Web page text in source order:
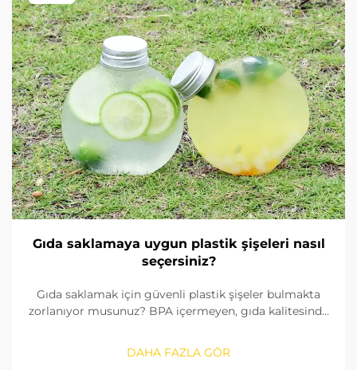
Gıda saklamaya uygun plastik şişeleri nasıl
seçersiniz?
Gıda saklamak için güvenli plastik şişeler bulmakta
zorlanıyor musunuz? BPA içermeyen, gıda kalitesinde
kontrol edeceğinizi ve doğru boyutu nasıl
seçeceğinizi öğrenin. FDA ve AB standartlarına
DAHA FAZLA GÖR